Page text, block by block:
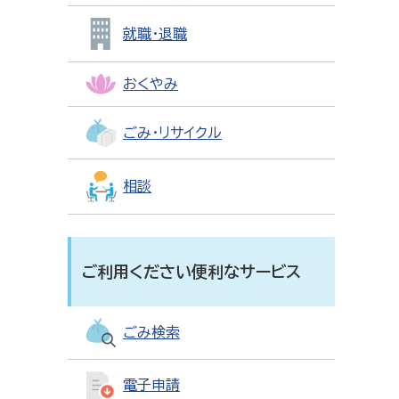
就職・退職
おくやみ
ごみ・リサイクル
相談
ご利用ください便利なサービス
ごみ検索
電子申請